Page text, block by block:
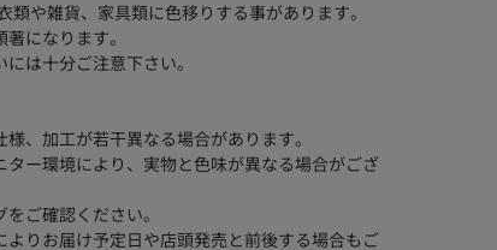
や雑貨、家具類に色移りする事があります。
になります。
は十分ご注意下さい。
、加工が若干異なる場合があります。
ー環境により、実物と色味が異なる場合がござ
ご確認ください。
りお届け予定日や店頭発売と前後する場合もご